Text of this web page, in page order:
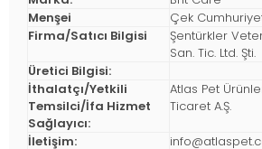
Menşei
Çek
Firma/Satıcı Bilgisi
Şentürkler
San. Tic. Ltd. Şti.
Üretici Bilgisi:
İthalatçı/Yetkili
Temsilci/İfa Hizmet
Sağlayıcı:
Atlas Pet
Ticaret A.Ş.
İletişim: